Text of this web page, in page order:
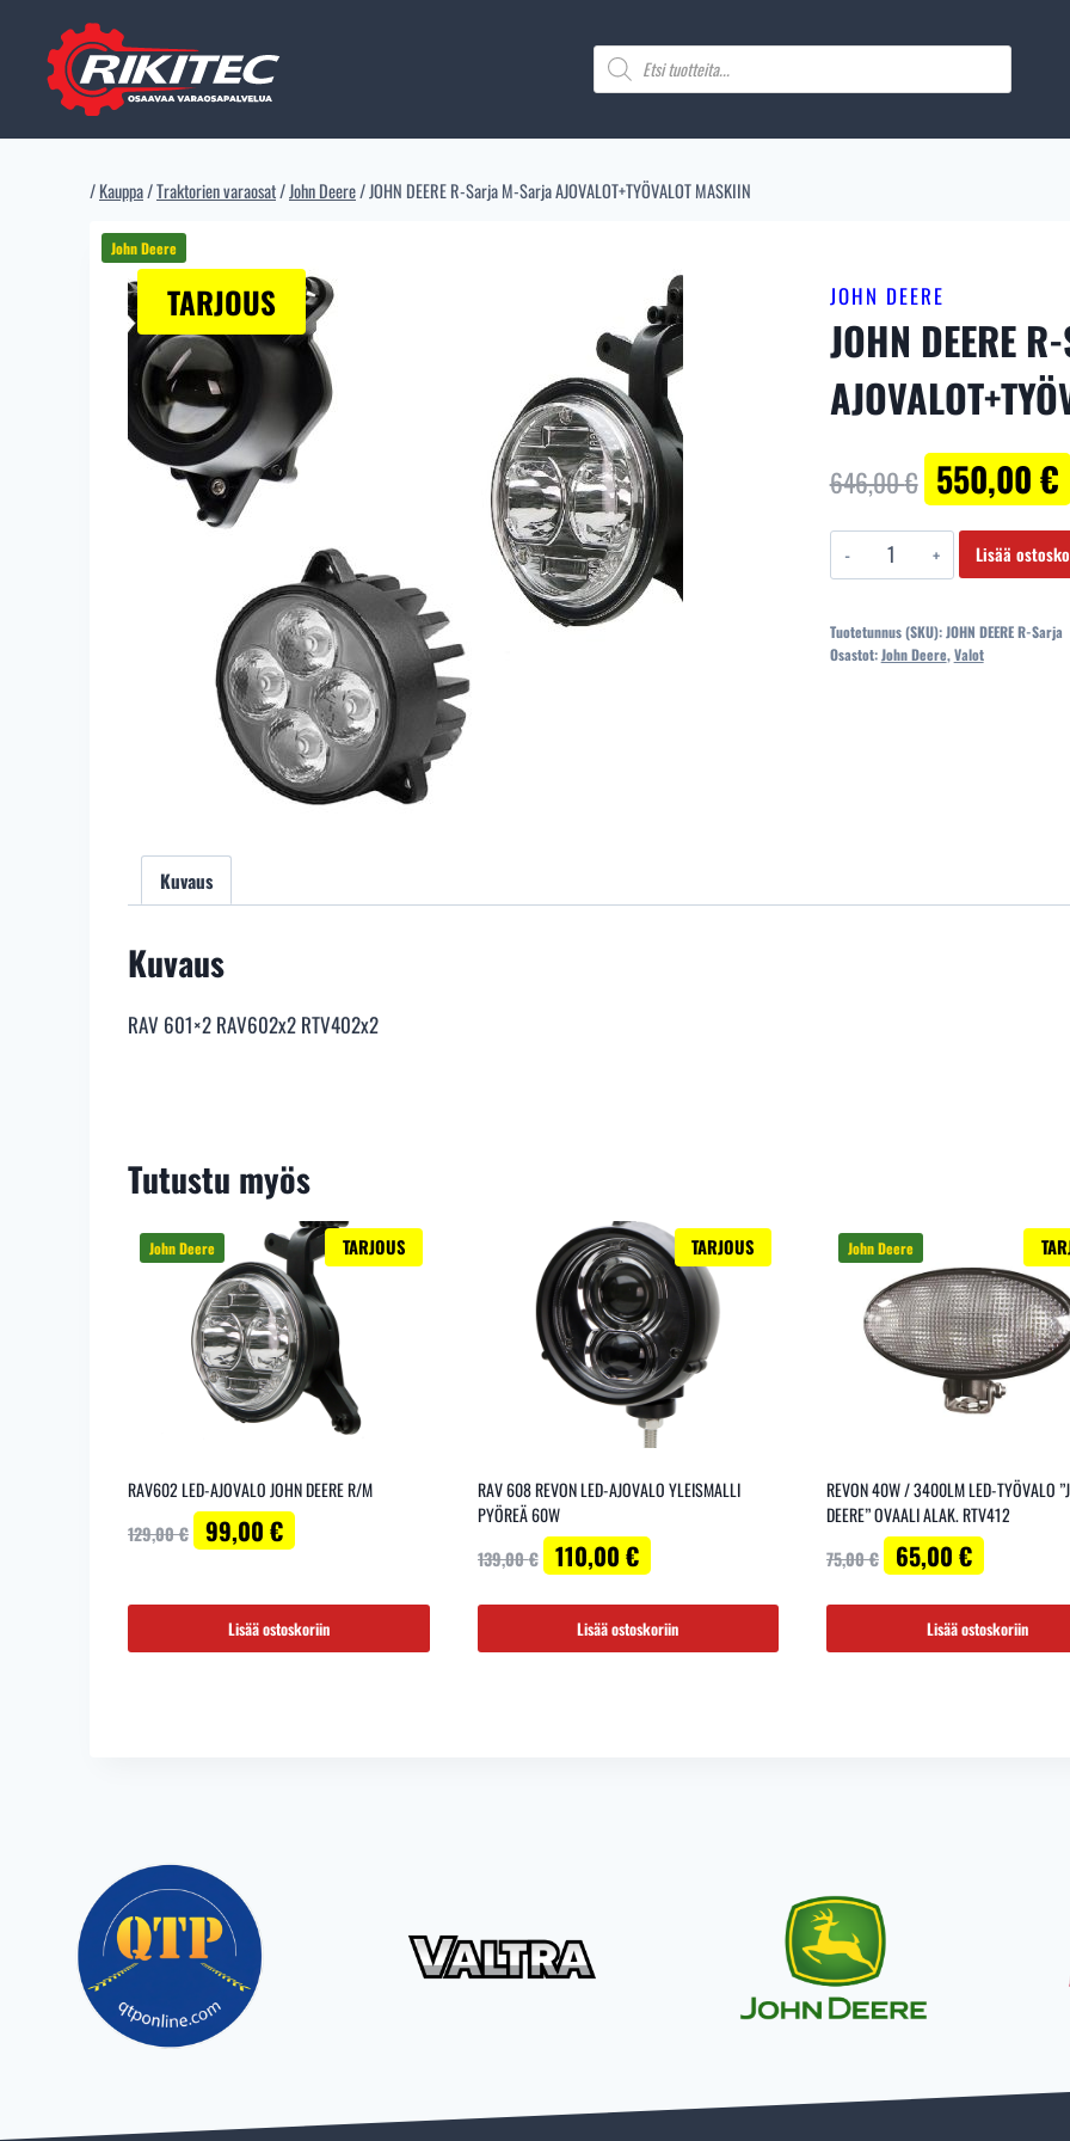
sisältöön
Products
search
/Kauppa/Traktorien varaosat/John Deere/JOHN DEERE R-Sarja M-Sarja AJOVALOT+TYÖVALOT MASKIIN
TARJOUS JOHN DEERE
JOHN DEERE
646,00€ Alkuperäinen
hinta
oli:
550,00€
JOHN
DEERE
Sarja
Lisää
Tuotetunnus (SKU):JOHN DEERE R-Sarja
Osastot:John Deere,Valot
Kuvaus
Kuvaus
RAV 601×2 RAV602x2 RTV402x2
Tutustu myös
TARJOUS
RAV602 LED-AJOVALO JOHN DEERE R/M
129,00€Alkuperäinen
hinta
129,00 €.
99,00 € Nykyinen
hinta
99,00 €.
Lisää ostoskoriin
TARJOUS
RAV 608 REVON LED-AJOVALO YLEISMALLI
PYÖREÄ 60W
139,00€ Alkuperäinen
hinta
oli:
139,00 €.
110,00 € Nykyinen
hinta
on:
110,00 €.
Lisää ostoskoriin
REVON 40W / 3400LM LED-TYÖVALO
DEERE” OVAALI ALAK. RTV412
75,00€Alkuperäinen
hinta
oli:
75,00 €.
65,00 € Nykyinen
hinta
on:
65,00 €.
Lisää ostoskoriin
oli:
on: